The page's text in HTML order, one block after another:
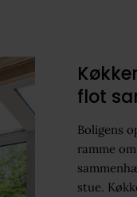
flot
Boligens
ramme
stue.